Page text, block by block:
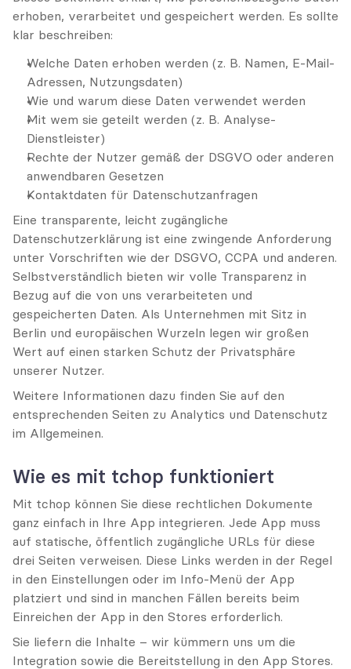
erhoben, verarbeitet und gespeichert werden. Es sollte
klar beschreiben:
Welche Daten erhoben werden (z. B. Namen, E-Mail-
Adressen, Nutzungsdaten)
Wie und warum diese Daten verwendet werden
Mit wem sie geteilt werden (z. B. Analyse-
Dienstleister)
Rechte der Nutzer gemäß der DSGVO oder anderen
anwendbaren Gesetzen
Kontaktdaten für Datenschutzanfragen
Eine transparente, leicht zugängliche
Datenschutzerklärung ist eine zwingende Anforderung
unter Vorschriften wie der DSGVO, CCPA und anderen.
Selbstverständlich bieten wir volle Transparenz in
Bezug auf die von uns verarbeiteten und
gespeicherten Daten. Als Unternehmen mit Sitz in
Berlin und europäischen Wurzeln legen wir großen
Wert auf einen starken Schutz der Privatsphäre
unserer Nutzer.
Weitere Informationen dazu finden Sie auf den
entsprechenden Seiten zu Analytics und Datenschutz
im Allgemeinen.
Wie es mit tchop funktioniert
Mit tchop können Sie diese rechtlichen Dokumente
ganz einfach in Ihre App integrieren. Jede App muss
auf statische, öffentlich zugängliche URLs für diese
drei Seiten verweisen. Diese Links werden in der Regel
in den Einstellungen oder im Info-Menü der App
platziert und sind in manchen Fällen bereits beim
Einreichen der App in den Stores erforderlich.
Sie liefern die Inhalte – wir kümmern uns um die
Integration sowie die Bereitstellung in den App Stores.